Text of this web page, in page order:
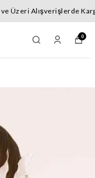
Ücretsiz
0